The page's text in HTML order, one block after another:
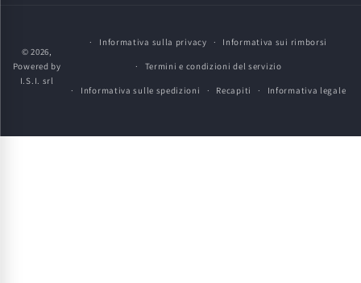
© 2026,
Powered by
I.S.I. srl
Informativa sulla privacy Informativa sui rimborsi
Termini e condizioni del servizio
Informativa sulle spedizioni Recapiti Informativa legale